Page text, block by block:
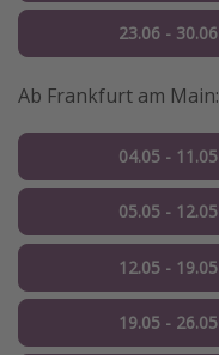
23.06 - 30.06
Ab Frankfurt am Main:
04.05 - 11.05
05.05 - 12.05
12.05 - 19.05
19.05 - 26.05